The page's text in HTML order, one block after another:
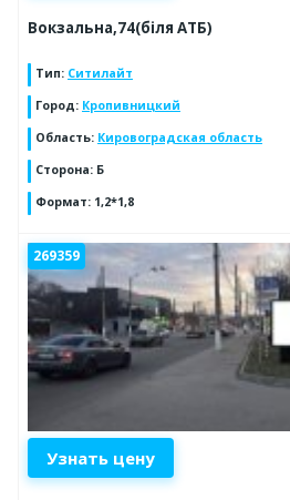
Вокзальна,74(біля АТБ)
Тип: Ситилайт
Город: Кропивницкий
Область: Кировоградская область
Сторона: Б
Формат: 1,2*1,8
269359
Узнать цену